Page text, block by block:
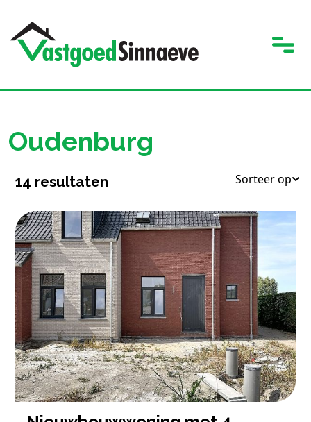
Oudenburg
14 resultaten Sorteer op
4 1